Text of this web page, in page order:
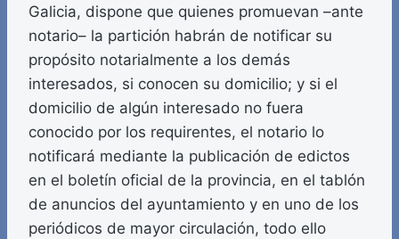
Galicia, dispone que quienes promuevan –ante
notario– la partición habrán de notificar su
propósito notarialmente a los demás
interesados, si conocen su domicilio; y si el
domicilio de algún interesado no fuera
conocido por los requirentes, el notario lo
notificará mediante la publicación de edictos
en el boletín oficial de la provincia, en el tablón
de anuncios del ayuntamiento y en uno de los
periódicos de mayor circulación, todo ello